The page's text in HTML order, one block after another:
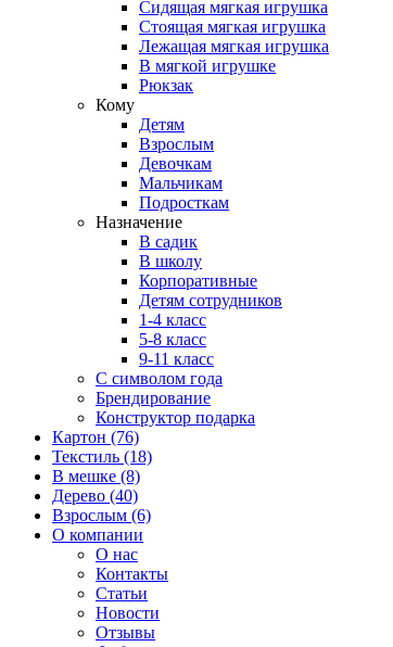
Сидящая мягкая игрушка
Стоящая мягкая игрушка
Лежащая мягкая игрушка
В мягкой игрушке
Рюкзак
Кому
Детям
Взрослым
Девочкам
Мальчикам
Подросткам
Назначение
В садик
В школу
Корпоративные
Детям сотрудников
1-4 класс
5-8 класс
9-11 класс
С символом года
Брендирование
Конструктор подарка
Картон (76)
Текстиль (18)
В мешке (8)
Дерево (40)
Взрослым (6)
О компании
О нас
Контакты
Статьи
Новости
Отзывы